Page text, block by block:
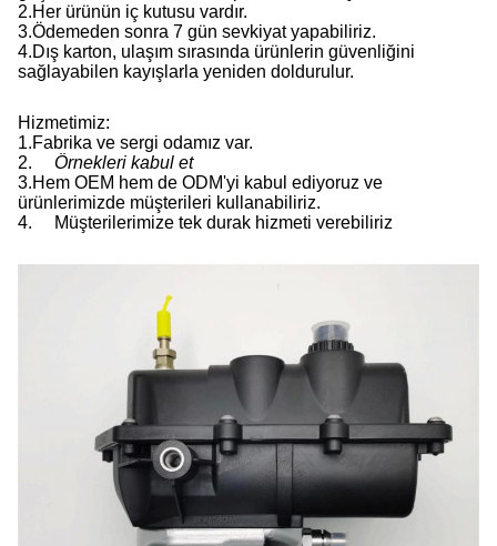
2.Her ürünün iç kutusu vardır.
3.Ödemeden sonra 7 gün sevkiyat yapabiliriz.
4.Dış karton, ulaşım sırasında ürünlerin güvenliğini
sağlayabilen kayışlarla yeniden doldurulur.
Hizmetimiz:
1.Fabrika ve sergi odamız var.
2.
Örnekleri kabul et
3.Hem OEM hem de ODM'yi kabul ediyoruz ve
ürünlerimizde müşterileri kullanabiliriz.
4.
Müşterilerimize tek durak hizmeti verebiliriz